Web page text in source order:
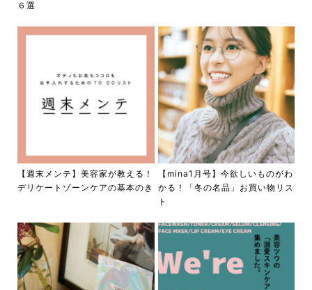
６選
【週末メンテ】美容家が教える！
デリケートゾーンケアの基本のき
【mina1月号】今欲しいものがわ
かる！「冬の名品」お買い物リス
ト